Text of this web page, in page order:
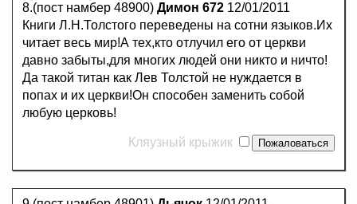
8.(пост намбер 48900) Димон 672 12/01/2011
Книги Л.Н.Толстого переведены на сотни языков.Их
читает весь мир!А тех,кто отлучил его от церкви
давно забыты,для многих людей они никто и ничто!
Да такой титан как Лев Толстой не нуждается в
попах и их церкви!Он способен заменить собой
любую церковь!
Кляузный крыжик